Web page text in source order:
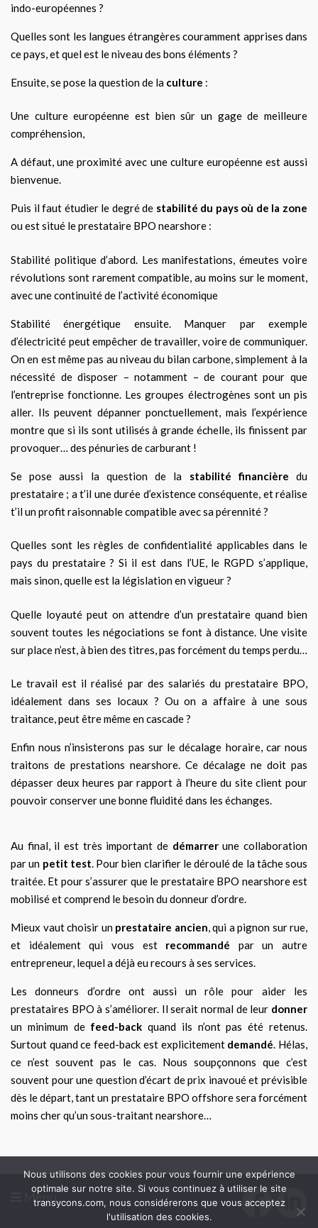
indo-européennes ?
Quelles sont les langues étrangères couramment apprises dans
ce pays, et quel est le niveau des bons éléments ?
Ensuite, se pose la question de la culture :
Une culture européenne est bien sûr un gage de meilleure
compréhension,
A défaut, une proximité avec une culture européenne est aussi
bienvenue.
Puis il faut étudier le degré de stabilité du pays où de la zone
ou est situé le prestataire BPO nearshore :
Stabilité politique d’abord. Les manifestations, émeutes voire
révolutions sont rarement compatible, au moins sur le moment,
avec une continuité de l’activité économique
Stabilité énergétique ensuite. Manquer par exemple
d’électricité peut empêcher de travailler, voire de communiquer.
On en est même pas au niveau du bilan carbone, simplement à la
nécessité de disposer – notamment – de courant pour que
l’entreprise fonctionne. Les groupes électrogènes sont un pis
aller. Ils peuvent dépanner ponctuellement, mais l’expérience
montre que si ils sont utilisés à grande échelle, ils finissent par
provoquer… des pénuries de carburant !
Se pose aussi la question de la stabilité financière du
prestataire ; a t’il une durée d’existence conséquente, et réalise
t’il un profit raisonnable compatible avec sa pérennité ?
Quelles sont les règles de confidentialité applicables dans le
pays du prestataire ? Si il est dans l’UE, le RGPD s’applique,
mais sinon, quelle est la législation en vigueur ?
Quelle loyauté peut on attendre d’un prestataire quand bien
souvent toutes les négociations se font à distance. Une visite
sur place n’est, à bien des titres, pas forcément du temps perdu…
Le travail est il réalisé par des salariés du prestataire BPO,
idéalement dans ses locaux ? Ou on a affaire à une sous
traitance, peut être même en cascade ?
Enfin nous n’insisterons pas sur le décalage horaire, car nous
traitons de prestations nearshore. Ce décalage ne doit pas
dépasser deux heures par rapport à l’heure du site client pour
pouvoir conserver une bonne fluidité dans les échanges.
Au final, il est très important de démarrerune collaboration
par un petit test . Pour bien clarifier le déroulé de la tâche sous
traitée. Et pour s’assurer que le prestataire BPO nearshore est
mobilisé et comprend le besoin du donneur d’ordre.
Mieux vaut choisir un prestataire ancien , qui a pignon sur rue,
et idéalement qui vous est recommandé par un autre
entrepreneur, lequel a déjà eu recours à ses services.
Les donneurs d’ordre ont aussi un rôle pour aider les
prestataires BPO à s’améliorer. Il serait normal de leur donner
un minimum de feed-back quand ils n’ont pas été retenus.
Surtout quand ce feed-back est explicitement demandé . Hélas,
ce n’est souvent pas le cas. Nous soupçonnons que c’est
souvent pour une question d’écart de prix inavoué et prévisible
dès le départ, tant un prestataire BPO offshore sera forcément
moins cher qu’un sous-traitant nearshore…
Menu
Nous utilisons des cookies pour vous fournir une expérience
optimale sur notre site. Si vous continuez à utiliser le site
transycons.com, nous considérerons que vous acceptez
l'utilisation des cookies.